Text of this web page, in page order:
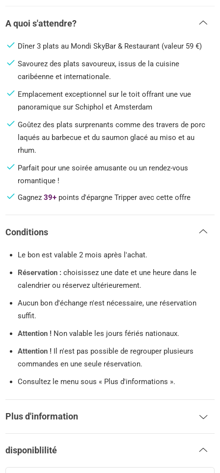
A quoi s'attendre?
Dîner 3 plats au Mondi SkyBar & Restaurant (valeur 59 €)
Savourez des plats savoureux, issus de la cuisine
caribéenne et internationale.
Emplacement exceptionnel sur le toit offrant une vue
panoramique sur Schiphol et Amsterdam
Goûtez des plats surprenants comme des travers de porc
laqués au barbecue et du saumon glacé au miso et au
rhum.
Parfait pour une soirée amusante ou un rendez-vous
romantique !
Gagnez39+ points d'épargne Tripper avec cette offre
Conditions
Le bon est valable 2 mois après l'achat.
Réservation : choisissez une date et une heure dans le
calendrier ou réservez ultérieurement.
Aucun bon d'échange n'est nécessaire, une réservation
suffit.
Attention ! Non valable les jours fériés nationaux.
Attention ! Il n'est pas possible de regrouper plusieurs
commandes en une seule réservation.
Consultez le menu sous « Plus d'informations ».
Plus d'information
disponiblilité